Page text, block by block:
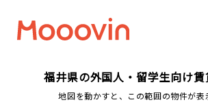
福井県の外国人・留学生向け
地図を動かすと、この範囲の物件が表